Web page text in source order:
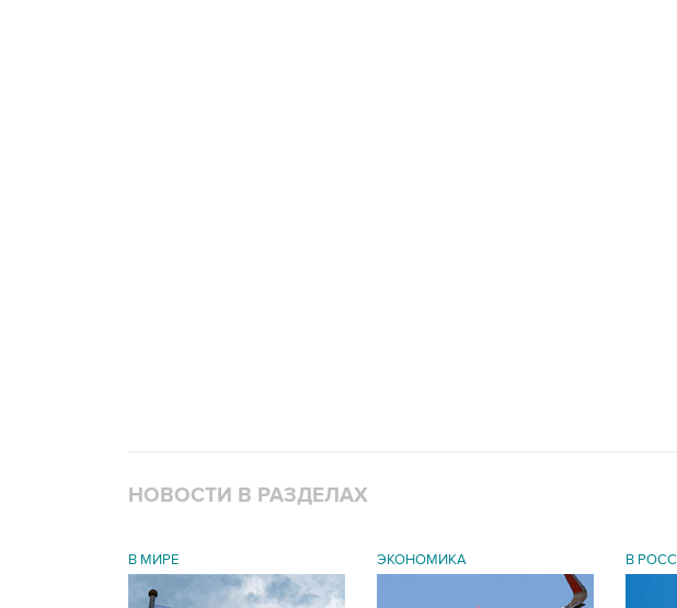
НОВОСТИ В РАЗДЕЛАХ
В МИРЕ ЭКОНОМИКА В